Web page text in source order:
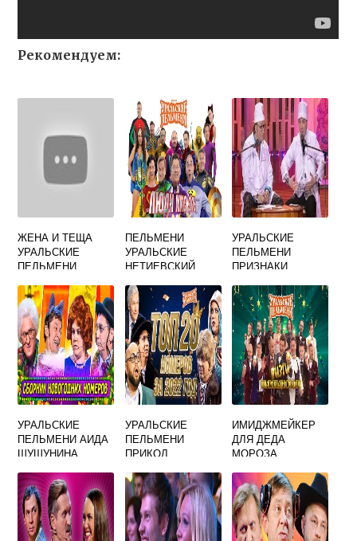
Рекомендуем:
ЖЕНА И ТЕЩА
УРАЛЬСКИЕ
ПЕЛЬМЕНИ
ПЕЛЬМЕНИ
УРАЛЬСКИЕ
НЕТИЕВСКИЙ
УРАЛЬСКИЕ
ПЕЛЬМЕНИ
ПРИЗНАКИ
УРАЛЬСКИЕ
ПЕЛЬМЕНИ АИДА
ШУШУНИНА
УРАЛЬСКИЕ
ПЕЛЬМЕНИ
ПРИКОЛ
ИМИДЖМЕЙКЕР
ДЛЯ ДЕДА
МОРОЗА
ПЕЛЬМЕНИ